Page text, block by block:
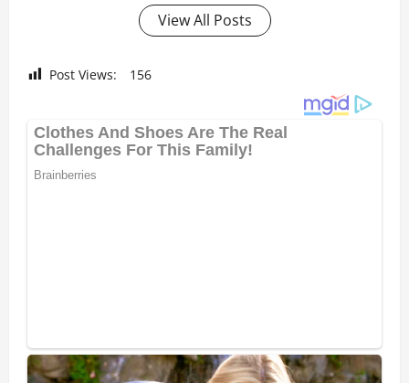
View All Posts
Post Views: 156